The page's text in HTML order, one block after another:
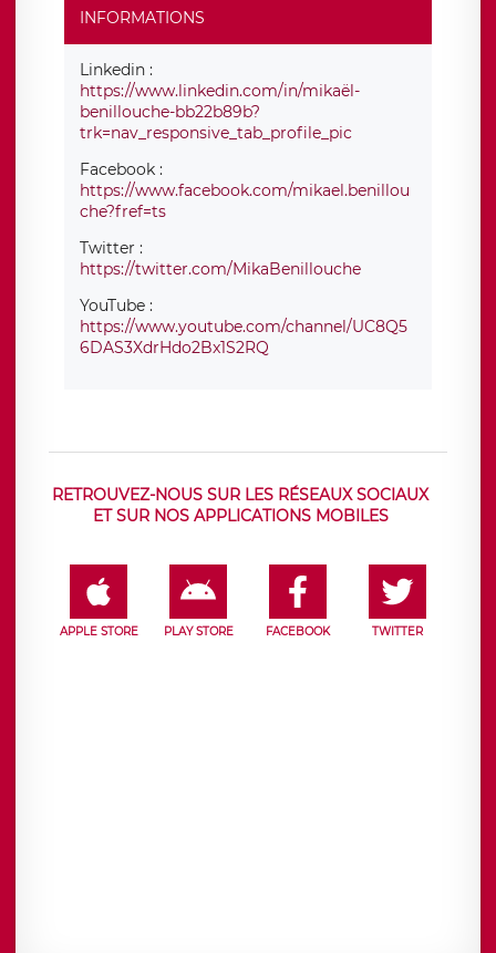
INFORMATIONS
Linkedin :
https://www.linkedin.com/in/mikaël-
benillouche-bb22b89b?
trk=nav_responsive_tab_profile_pic
Facebook :
https://www.facebook.com/mikael.benillou
che?fref=ts
Twitter :
https://twitter.com/MikaBenillouche
YouTube :
https://www.youtube.com/channel/UC8Q5
6DAS3XdrHdo2Bx1S2RQ
RETROUVEZ-NOUS SUR LES RÉSEAUX SOCIAUX
ET SUR NOS APPLICATIONS MOBILES
APPLE STORE PLAY STORE FACEBOOK TWITTER